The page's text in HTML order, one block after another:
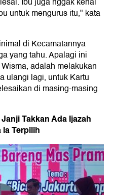
untuk mengurus itu," kata
di Kecamatannya
yang tahu. Apalagi ini
adalah melakukan
ulangi lagi, untuk Kartu
di masing-masing
Takkan Ada Ijazah
Terpilih